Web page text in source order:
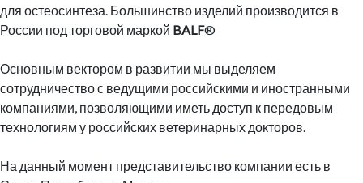
для остеосинтеза. Большинство изделий производится в
России под торговой маркой BALF®
Основным вектором в развитии мы выделяем
сотрудничество с ведущими российскими и иностранными
компаниями, позволяющими иметь доступ к передовым
технологиям у российских ветеринарных докторов.
На данный момент представительство компании есть в